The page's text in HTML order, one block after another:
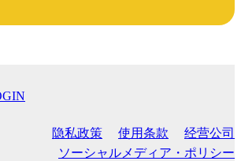
隐私政策 使用条款
经营公司
ソーシャルメディア・ポリシー